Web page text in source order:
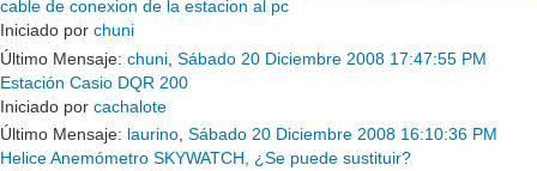
cable de conexion de la estacion al pc
Iniciado por chuni
Último Mensaje: chuni Sábado 20 Diciembre 2008 17:47:55 PM
Estación Casio DQR 200
Iniciado por cachalote
Último Mensaje: laurino, Sábado 20 Diciembre 2008 16:10:36 PM
Helice Anemómetro SKYWATCH, ¿Se puede sustituir?